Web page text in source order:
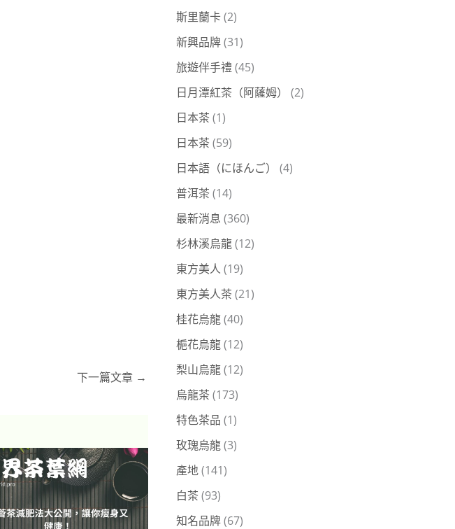
下一篇文章 →
斯里蘭卡(2)
新興品牌(31)
旅遊伴手禮(45)
日月潭紅茶（阿薩姆）
(2)
日本茶 (1)
日本茶 (59)
日本語（にほんご）
(4)
普洱茶 (14)
最新消息 (360)
杉林溪烏龍(12)
東方美人 (19)
東方美人茶 (21)
桂花烏龍(40)
梔花烏龍(12)
梨山烏龍(12)
烏龍茶 (173)
特色茶品 (1)
玫瑰烏龍(3)
產地(141)
白茶 (93)
知名品牌(67)